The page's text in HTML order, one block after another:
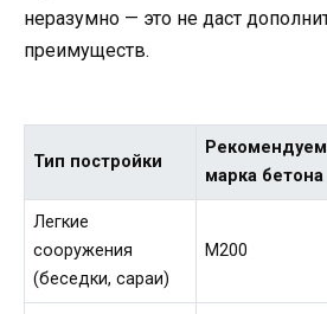
неразумно — это не даст
преимуществ.
Тип постройки
марка бетона
Легкие
сооружения
(беседки, сараи)
М200